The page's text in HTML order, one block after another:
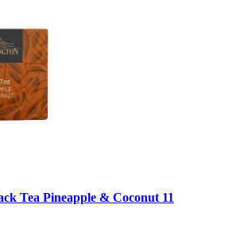
Tea Pineapple & Coconut 11